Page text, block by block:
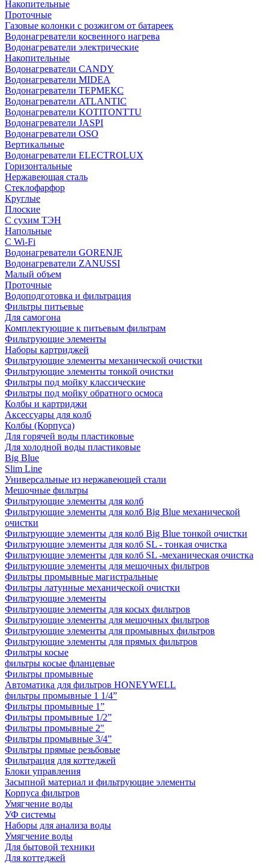
Накопительные
Проточные
Газовые колонки с розжигом от батареек
Водонагреватели косвенного нагрева
Водонагреватели электрические
Накопительные
Водонагреватели CANDY
Водонагреватели MIDEA
Водонагреватели ТЕРМЕКС
Водонагреватели ATLANTIC
Водонагреватели KOTITONTTU
Водонагреватели JASPI
Водонагреватели OSO
Вертикальные
Водонагреватели ELECTROLUX
Горизонтальные
Нержавеющая сталь
Стеклофарфор
Круглые
Плоские
С сухим ТЭН
Напольные
С Wi-Fi
Водонагреватели GORENJE
Водонагреватели ZANUSSI
Малый объем
Проточные
Водоподготовка и фильтрация
Фильтры питьевые
Для самогона
Комплектующие к питьевым фильтрам
Фильтрующие элементы
Наборы картриджей
Фильтрующие элементы механической очистки
Фильтрующие элементы тонкой очистки
Фильтры под мойку классические
Фильтры под мойку обратного осмоса
Колбы и картриджи
Аксессуары для колб
Колбы (Корпуса)
Для горячей воды пластиковые
Для холодной воды пластиковые
Big Blue
Slim Line
Универсальные из нержавеющей стали
Мешочные фильтры
Фильтрующие элементы для колб
Фильтрующие элементы для колб Big Blue механической
очистки
Фильтрующие элементы для колб Big Blue тонкой очистки
Фильтрующие элементы для колб SL - тонкая очистка
Фильтрующие элементы для колб SL -механическая очистка
Фильтрующие элементы для мешочных фильтров
Фильтры промывные магистральные
Фильтры латунные механической очистки
Фильтрующие элементы
Фильтрующие элементы для косых фильтров
Фильтрующие элементы для мешочных фильтров
Фильтрующие элементы для промывных фильтров
Фильтрующие элементы для прямых фильтров
Фильтры косые
фильтры косые фланцевые
Фильтры промывные
Автоматика для фильтров HONEYWELL
фильтры промывные 1 1/4”
Фильтры промывные 1”
Фильтры промывные 1/2”
Фильтры промывные 2"
Фильтры промывные 3/4”
Фильтры прямые резьбовые
Фильтрация для коттеджей
Блоки управления
Засыпной материал и фильтрующие элементы
Корпуса фильтров
Умягчение воды
УФ системы
Наборы для анализа воды
Умягчение воды
Для бытовой техники
Для коттеджей